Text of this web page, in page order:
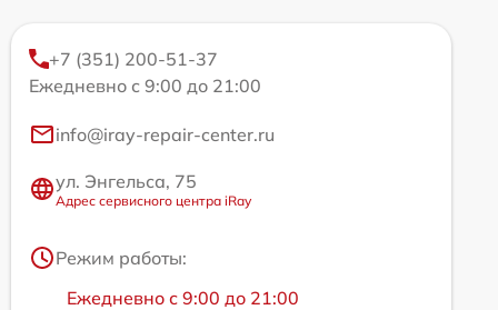
+7 (351) 200-51-37
Ежедневно с 9:00 до 21:00
info@iray-repair-center.ru
ул. Энгельса, 75
Адрес сервисного центра iRay
Режим работы:
Ежедневно с 9:00 до 21:00